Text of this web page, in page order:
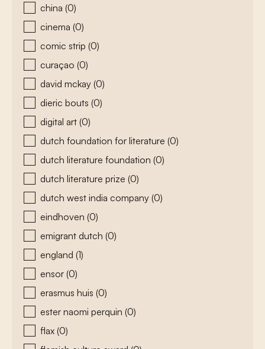
china (0)
cinema (0)
comic strip (0)
curaçao (0)
david mckay (0)
dieric bouts (0)
digital art (0)
dutch foundation for literature (0)
dutch literature foundation (0)
dutch literature prize (0)
dutch west india company (0)
eindhoven (0)
emigrant dutch (0)
england (1)
ensor (0)
erasmus huis (0)
ester naomi perquin (0)
flax (0)